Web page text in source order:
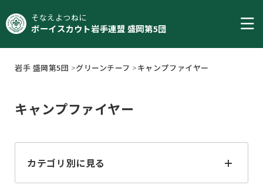
そなえよつねに
ボーイスカウト岩手連盟 盛岡第5団
岩手 盛岡第5団 >グリーンチーフ >キャンプファイヤー
キャンプファイヤー
カテゴリ別に見る